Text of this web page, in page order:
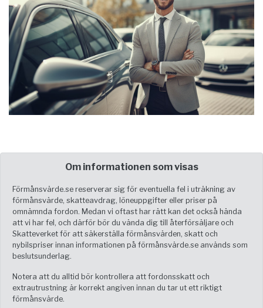
Om informationen som visas
Förmånsvärde.se reserverar sig för eventuella fel i uträkning av
förmånsvärde, skatteavdrag, löneuppgifter eller priser på
omnämnda fordon. Medan vi oftast har rätt kan det också hända
att vi har fel, och därför bör du vända dig till återförsäljare och
Skatteverket för att säkerställa förmånsvärden, skatt och
nybilspriser innan informationen på förmånsvärde.se används som
beslutsunderlag.
Notera att du alltid bör kontrollera att fordonsskatt och
extrautrustning är korrekt angiven innan du tar ut ett riktigt
förmånsvärde.